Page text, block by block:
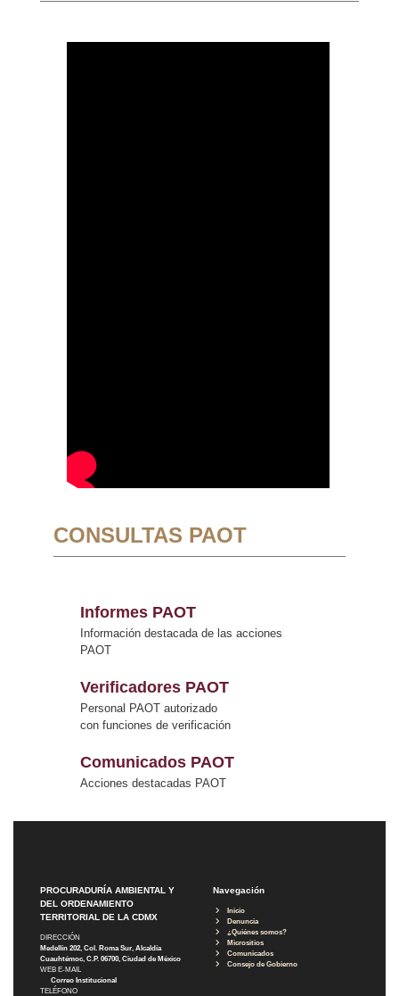
CONSULTAS PAOT
Informes PAOT
Información destacada de las acciones
PAOT
Verificadores PAOT
Personal PAOT autorizado
con funciones de verificación
Comunicados PAOT
Acciones destacadas PAOT
PROCURADURÍA AMBIENTAL Y
DEL ORDENAMIENTO
TERRITORIAL DE LA CDMX
DIRECCIÓN
Medellín 202, Col. Roma Sur, Alcaldía
Cuauhtémoc, C.P. 06700, Ciudad de México
WEB E-MAIL
Correo Institucional
TELÉFONO
Navegación
Inicio
Denuncia
¿Quiénes somos?
Micrositios
Comunicados
Consejo de Gobierno